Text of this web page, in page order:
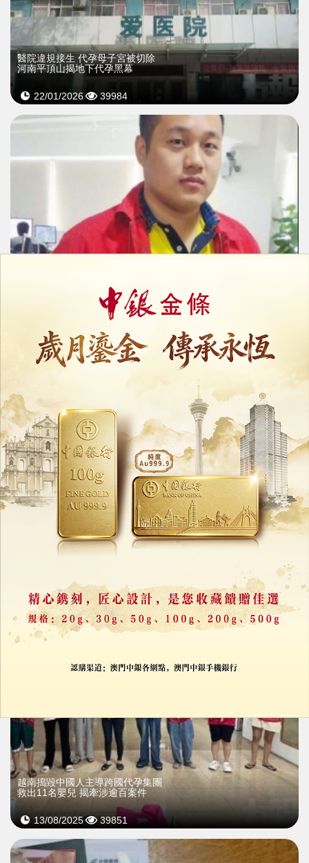
醫院違規接生 代孕母子宮被切除
河南平頂山揭地下代孕黑幕
22/01/2026 39984
遊戲大亨成「中國首父」？
徐波被爆在美代孕生逾百子
19/12/2025 80642
遊戲大亨成「中國首父」？
徐波被爆在美代孕生逾百子
越南搗毀中國人主導跨國代孕集團
救出11名嬰兒 揭牽涉逾百案件
13/08/2025 39851